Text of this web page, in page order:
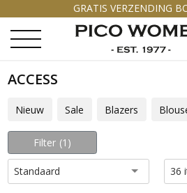
GRATIS VERZENDING
ACCESS
Nieuw Sale Blazers
Filter 1
Standaard 36